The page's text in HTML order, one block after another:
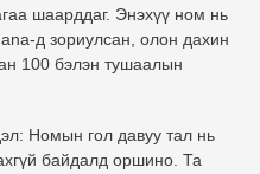
шаарддаг. Энэхүү ном нь
д зориулсан, олон дахин
100 бэлэн тушаалын
Номын гол давуу тал нь
байдалд оршино. Та